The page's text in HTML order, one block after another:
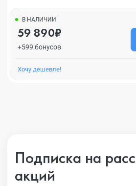
В НАЛИЧИИ
59 890₽
+599 бонусов
Хочу дешевле!
Подписка на
акций